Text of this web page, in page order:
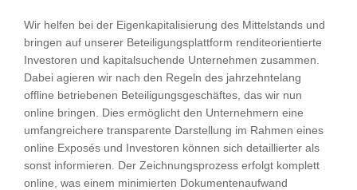
Wir helfen bei der Eigenkapitalisierung des Mittelstands und
bringen auf unserer Beteiligungsplattform renditeorientierte
Investoren und kapitalsuchende Unternehmen zusammen.
Dabei agieren wir nach den Regeln des jahrzehntelang
offline betriebenen Beteiligungsgeschäftes, das wir nun
online bringen. Dies ermöglicht den Unternehmern eine
umfangreichere transparente Darstellung im Rahmen eines
online Exposés und Investoren können sich detaillierter als
sonst informieren. Der Zeichnungsprozess erfolgt komplett
online, was einem minimierten Dokumentenaufwand